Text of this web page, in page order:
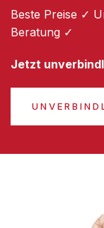
Beste Preise ✓
Beratung ✓
Jetzt